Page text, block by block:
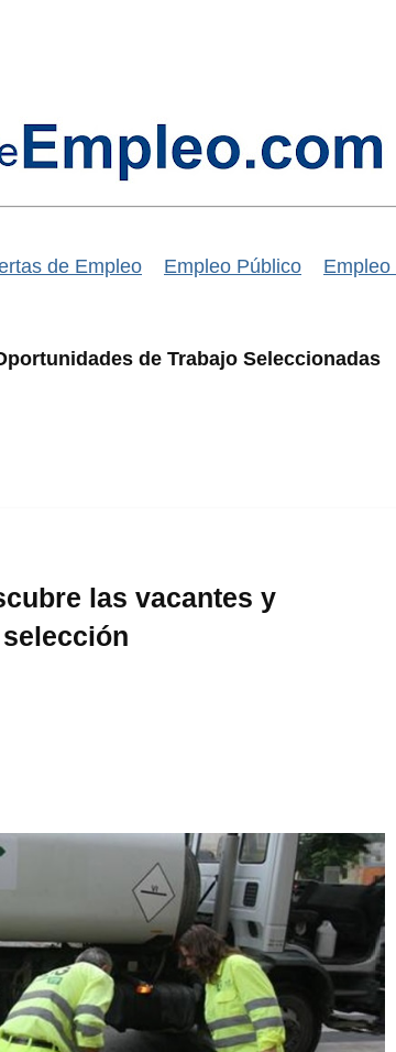
de Empleo Empleo Público Empleo
de Trabajo Seleccionadas
las vacantes y